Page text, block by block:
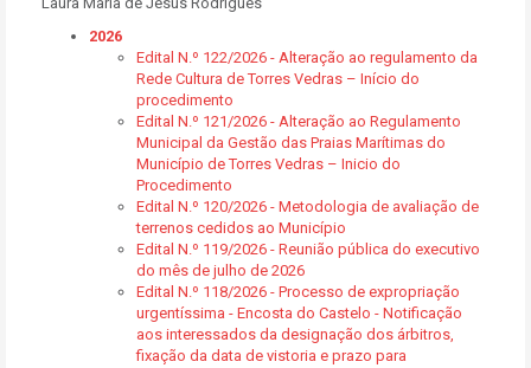
2026
Edital N.º 122/2026 - Alteração ao regulamento da
Rede Cultura de Torres Vedras – Início do
procedimento
Edital N.º 121/2026 - Alteração ao Regulamento
Municipal da Gestão das Praias Marítimas do
Município de Torres Vedras – Inicio do
Procedimento
Edital N.º 120/2026 - Metodologia de avaliação de
terrenos cedidos ao Município
Edital N.º 119/2026 - Reunião pública do executivo
do mês de julho de 2026
Edital N.º 118/2026 - Processo de expropriação
urgentíssima - Encosta do Castelo - Notificação
aos interessados da designação dos árbitros,
fixação da data de vistoria e prazo para